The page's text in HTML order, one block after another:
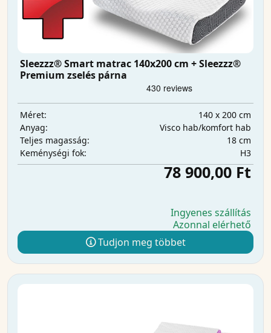
Sleezzz® Smart matrac 140x200 cm + Sleezzz®
Premium zselés párna
Méret:
140 x 200 cm
Anyag:
Visco hab/komfort hab
Teljes magasság:
18 cm
Keménységi fok:
H3
78 900,00 Ft
Ingyenes szállítás
Azonnal elérhető
Tudjon meg többet